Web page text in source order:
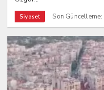
Siyaset Son Güncelleme: